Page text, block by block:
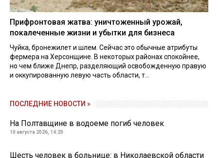
Прифронтовая жатва: уничтоженный урожай,
покалеченные жизни и убытки для бизнеса
Чуйка, бронежилет и шлем. Сейчас это обычные атрибуты
фермера на Херсонщине. В некоторых районах спокойнее,
но чем ближе Днепр, разделяющий освобожденную правую
и оккупированную левую часть области, т...
ПОСЛЕДНИЕ НОВОСТИ »
На Полтавщине в водоеме погиб человек
10 августа 2026, 14:20
Шесть человек в больнице: в Николаевской области